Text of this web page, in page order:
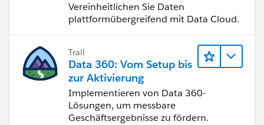
Vereinheitlichen Sie Daten
plattformübergreifend mit Data Cloud.
Trail
Data 360: Vom Setup bis
zur Aktivierung
Implementieren von Data 360-
Lösungen, um messbare
Geschäftsergebnisse zu fördern.